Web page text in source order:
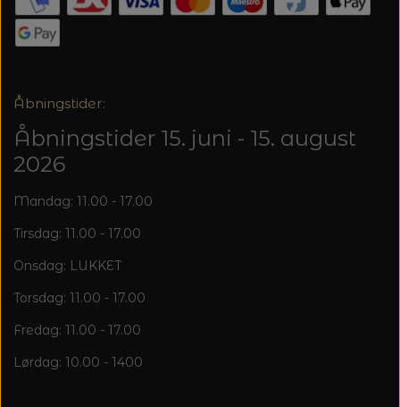
Åbningstider:
Åbningstider 15. juni - 15. august
2026
Mandag: 11.00 - 17.00
Tirsdag: 11.00 - 17.00
Onsdag: LUKKET
Torsdag: 11.00 - 17.00
Fredag: 11.00 - 17.00
Lørdag: 10.00 - 1400